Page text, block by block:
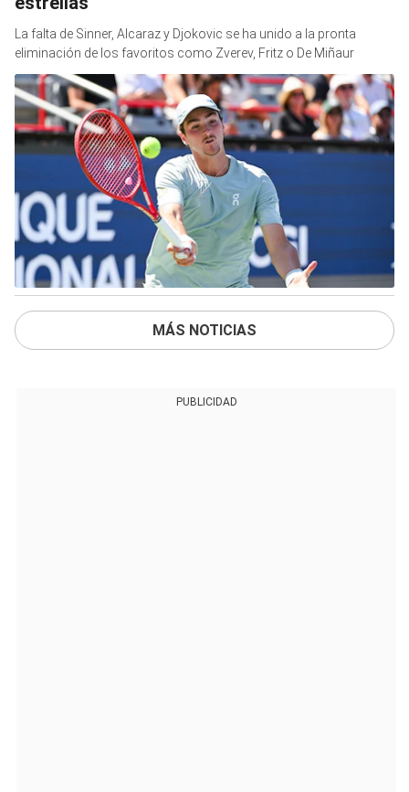
La falta de Sinner, Alcaraz y Djokovic se ha unido a la pronta
eliminación de los favoritos como Zverev, Fritz o De Miñaur
MÁS NOTICIAS
PUBLICIDAD